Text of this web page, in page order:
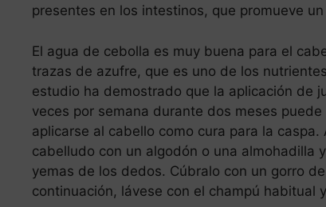
presentes en los intestinos, que promueve
El agua de cebolla es muy buena para el
trazas de azufre, que es uno de los
estudio ha demostrado que la aplicación de
veces por semana durante dos meses
aplicarse al cabello como cura para la
cabelludo con un algodón o una almohadilla
yemas de los dedos. Cúbralo con un gorro
continuación, lávese con el champú habitual